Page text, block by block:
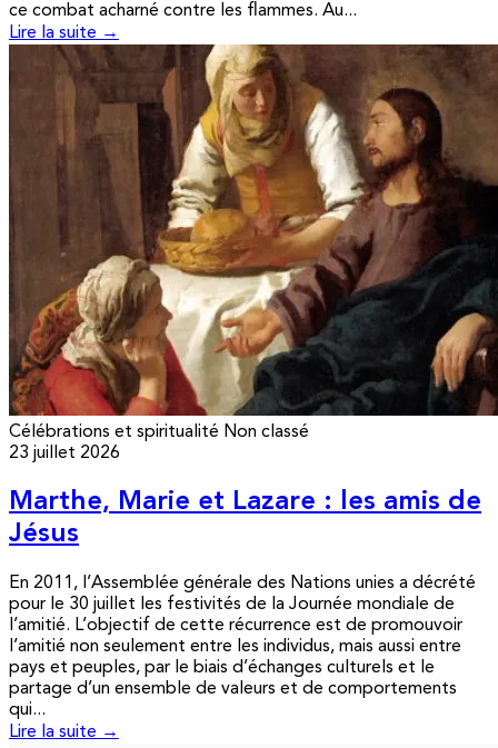
ce combat acharné contre les flammes. Au...
Lire la suite →
Célébrations et spiritualité Non classé
23 juillet 2026
Marthe, Marie et Lazare : les amis de
Jésus
En 2011, l’Assemblée générale des Nations unies a décrété
pour le 30 juillet les festivités de la Journée mondiale de
l’amitié. L’objectif de cette récurrence est de promouvoir
l’amitié non seulement entre les individus, mais aussi entre
pays et peuples, par le biais d’échanges culturels et le
partage d’un ensemble de valeurs et de comportements
qui...
Lire la suite →